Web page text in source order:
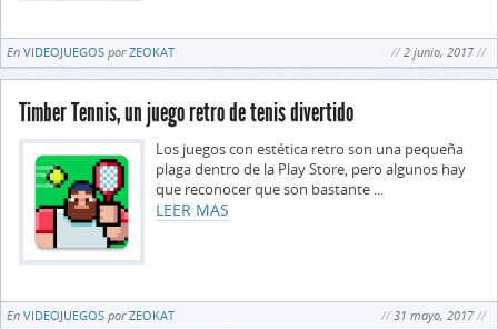
En VIDEOJUEGOS porZEOKAT 2 junio, 2017
Timber Tennis, un juego retro de tenis divertido
Los juegos con estética retro son una pequeña
plaga dentro de la Play Store, pero algunos hay
que reconocer que son bastante ...
LEER MAS
En VIDEOJUEGOS porZEOKAT 31 mayo, 2017